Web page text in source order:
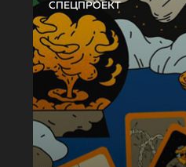
СПЕЦПРОЕКТ